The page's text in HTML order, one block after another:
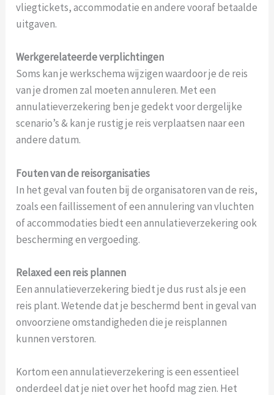
vliegtickets, accommodatie en andere vooraf betaalde
uitgaven.
Werkgerelateerde verplichtingen
Soms kan je werkschema wijzigen waardoor je de reis
van je dromen zal moeten annuleren. Met een
annulatieverzekering ben je gedekt voor dergelijke
scenario’s & kan je rustig je reis verplaatsen naar een
andere datum.
Fouten van de reisorganisaties
In het geval van fouten bij de organisatoren van de reis,
zoals een faillissement of een annulering van vluchten
of accommodaties biedt een annulatieverzekering ook
bescherming en vergoeding.
Relaxed een reis plannen
Een annulatieverzekering biedt je dus rust als je een
reis plant. Wetende dat je beschermd bent in geval van
onvoorziene omstandigheden die je reisplannen
kunnen verstoren.
Kortom een annulatieverzekering is een essentieel
onderdeel dat je niet over het hoofd mag zien. Het